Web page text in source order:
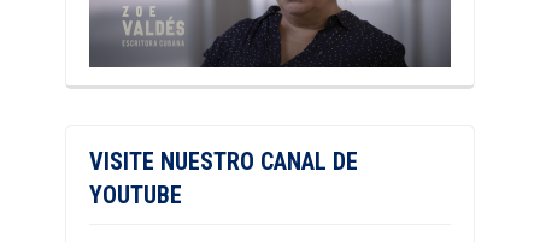
VISITE NUESTRO CANAL DE
YOUTUBE